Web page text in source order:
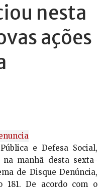
nesta
ações
e Defesa Social,
na manhã desta sexta-
de Disque Denúncia,
181. De acordo com o